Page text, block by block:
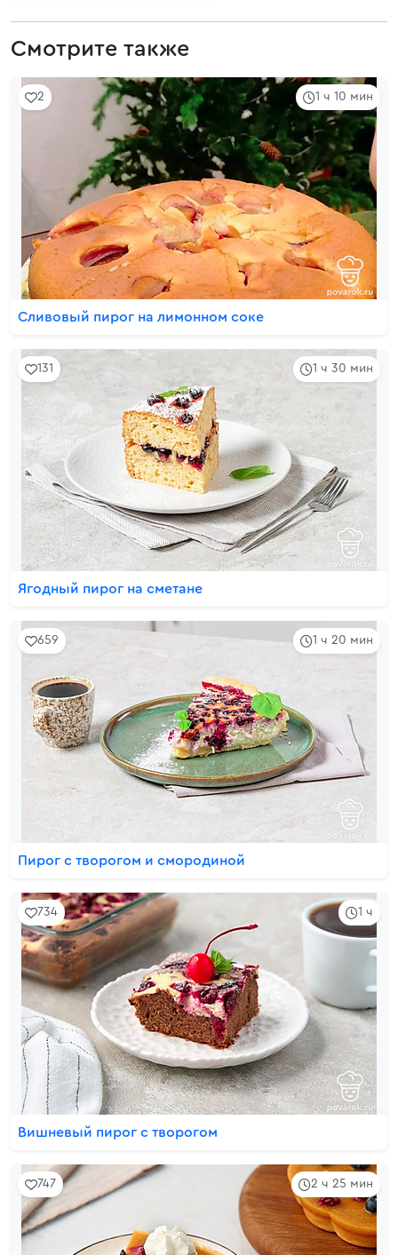
Смотрите также
1 ч 10 мин
2
Сливовый пирог на лимонном соке
1 ч 30 мин
131
Ягодный пирог на сметане
1 ч 20 мин
659
Пирог с творогом и смородиной
1 ч
734
Вишневый пирог с творогом
2 ч 25 мин
747